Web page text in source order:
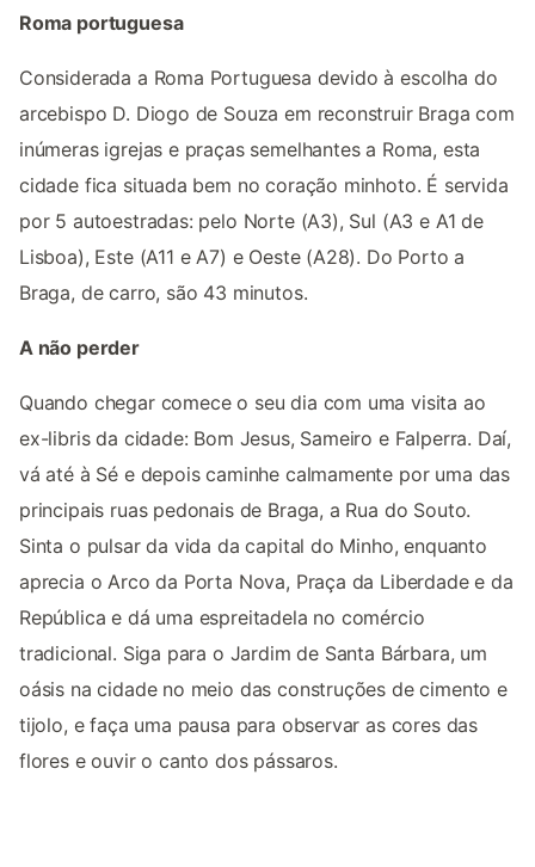
Roma portuguesa
Considerada a Roma Portuguesa devido à escolha do
arcebispo D. Diogo de Souza em reconstruir Braga com
inúmeras igrejas e praças semelhantes a Roma, esta
cidade fica situada bem no coração minhoto. É servida
por 5 autoestradas: pelo Norte (A3), Sul (A3 e A1 de
Lisboa), Este (A11 e A7) e Oeste (A28). Do Porto a
Braga, de carro, são 43 minutos.
A não perder
Quando chegar comece o seu dia com uma visita ao
ex-libris da cidade: Bom Jesus, Sameiro e Falperra. Daí,
vá até à Sé e depois caminhe calmamente por uma das
principais ruas pedonais de Braga, a Rua do Souto.
Sinta o pulsar da vida da capital do Minho, enquanto
aprecia o Arco da Porta Nova, Praça da Liberdade e da
República e dá uma espreitadela no comércio
tradicional. Siga para o Jardim de Santa Bárbara, um
oásis na cidade no meio das construções de cimento e
tijolo, e faça uma pausa para observar as cores das
flores e ouvir o canto dos pássaros.